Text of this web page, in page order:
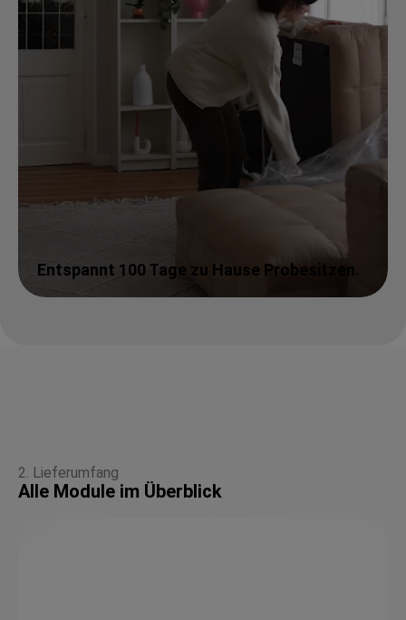
Entspannt 100 Tage zu Hause Probesitzen.
2. Lieferumfang
Alle Module im Überblick